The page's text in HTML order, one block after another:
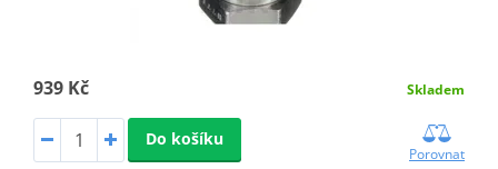
939 Kč Skladem
Do košíku
Porovnat